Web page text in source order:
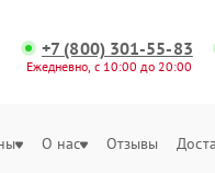
+7 (800) 301-55-83
Ежедневно, с 10:00 до 20:00
О нас Отзывы